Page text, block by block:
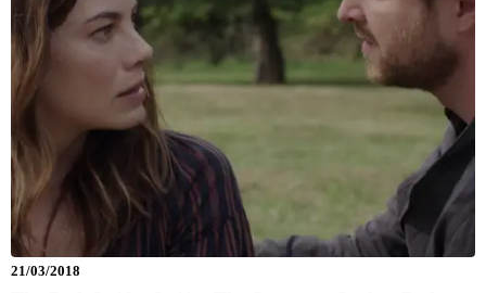
21/03/2018